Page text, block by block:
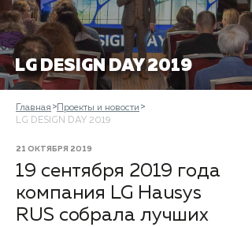
LG DESIGN DAY 2019
Главная
Проекты и новости
LG DESIGN DAY 2019
21 ОКТЯБРЯ 2019
19 сентября 2019 года
компания LG Hausys
RUS собрала лучших